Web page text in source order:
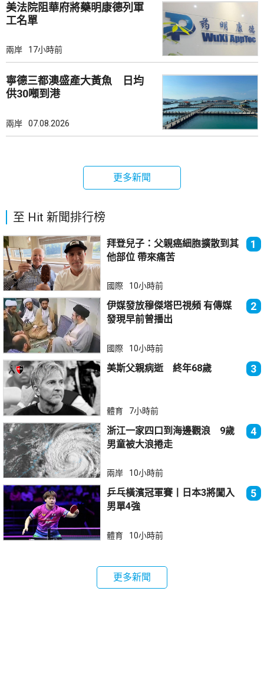
美法院阻華府將藥明康德列軍
工名單
兩岸 17小時前
寧德三都澳盛產大黃魚 日均
供30噸到港
兩岸 07.08.2026
更多新聞
至 Hit 新聞排行榜
拜登兒子：父親癌細胞擴散到其
他部位 帶來痛苦
1
國際 10小時前
伊媒發放穆傑塔巴視頻 有傳媒
發現早前曾播出
2
國際 10小時前
美斯父親病逝 終年68歲 3
體育 7小時前
浙江一家四口到海邊觀浪 9歲
男童被大浪捲走
4
兩岸 10小時前
乒乓橫濱冠軍賽丨日本3將闖入
男單4強
5
體育 10小時前
更多新聞